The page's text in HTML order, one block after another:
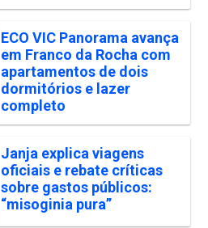
ECO VIC Panorama avança
em Franco da Rocha com
apartamentos de dois
dormitórios e lazer
completo
Janja explica viagens
oficiais e rebate críticas
sobre gastos públicos:
“misoginia pura”